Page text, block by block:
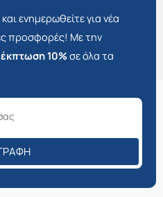
ενημερωθείτε για νέα
προσφορές! Με την
έκπτωση 10%σε όλα τα